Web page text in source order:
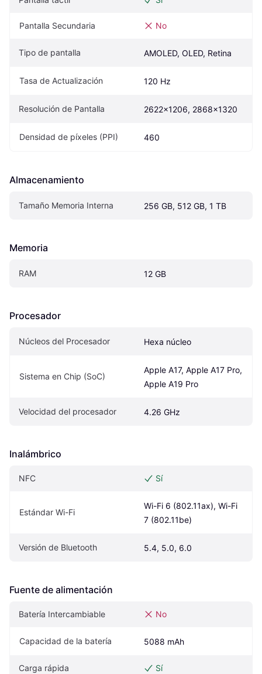
Pantalla Secundaria No
Tipo de pantalla AMOLED, OLED, Retina
Tasa de Actualización 120 Hz
Resolución de Pantalla 2622x1206, 2868x1320
Densidad de píxeles (PPI) 460
Almacenamiento
Tamaño Memoria Interna 256 GB, 512 GB, 1 TB
Memoria
RAM 12 GB
Procesador
Núcleos del Procesador Hexa núcleo
Sistema en Chip (SoC)
Apple A17, Apple A17 Pro,
Apple A19 Pro
Velocidad del procesador 4.26 GHz
Inalámbrico
NFC Sí
Estándar Wi-Fi
Wi-Fi 6 (802.11ax), Wi-Fi
7 (802.11be)
Versión de Bluetooth 5.4, 5.0, 6.0
Fuente de alimentación
Batería Intercambiable No
Capacidad de la batería 5088 mAh
Carga rápida Sí